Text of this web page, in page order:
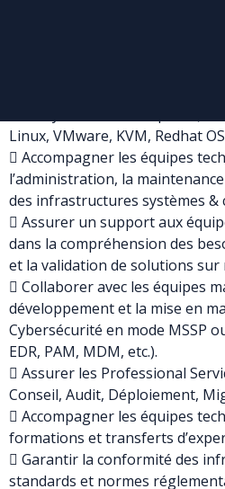
Linux, VMware, KVM, Redhat
 Accompagner les équipes
l’administration, la
des infrastructures systèmes &
 Assurer un support aux
dans la compréhension des
et la validation de solutions sur
 Collaborer avec les équipes
développement et la mise en
Cybersécurité en mode MSSP
EDR, PAM, MDM, etc.).
 Assurer les Professional
Conseil, Audit, Déploiement,
 Accompagner les équipes
formations et transferts
 Garantir la conformité des
standards et normes